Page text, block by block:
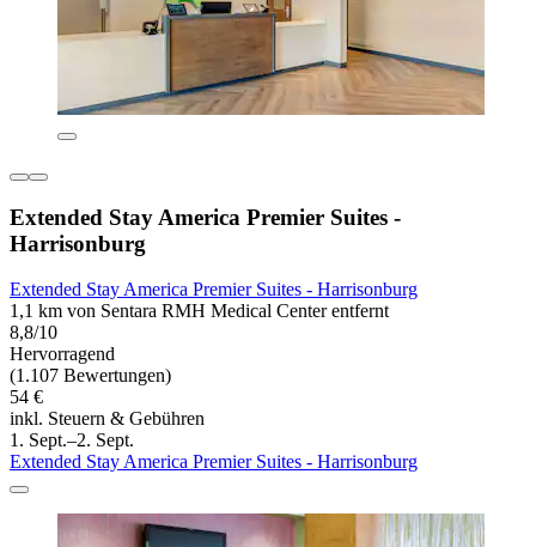
Extended Stay America Premier Suites -
Harrisonburg
Extended Stay America Premier Suites - Harrisonburg
1,1 km von Sentara RMH Medical Center entfernt
8,8/10
Hervorragend
(1.107 Bewertungen)
54 €
inkl. Steuern & Gebühren
1. Sept.–2. Sept.
Extended Stay America Premier Suites - Harrisonburg